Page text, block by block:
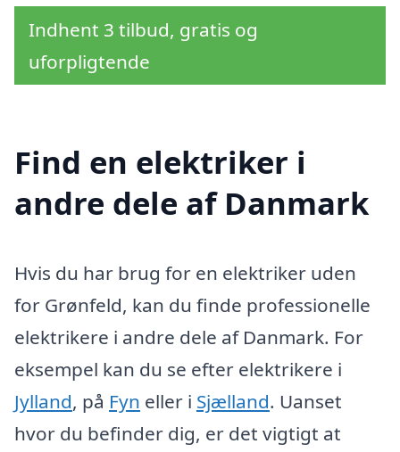
Indhent 3 tilbud, gratis og
uforpligtende
Find en elektriker i
andre dele af Danmark
Hvis du har brug for en elektriker uden
for Grønfeld, kan du finde professionelle
elektrikere i andre dele af Danmark. For
eksempel kan du se efter elektrikere i
Jylland, på Fyn eller i Sjælland. Uanset
hvor du befinder dig, er det vigtigt at